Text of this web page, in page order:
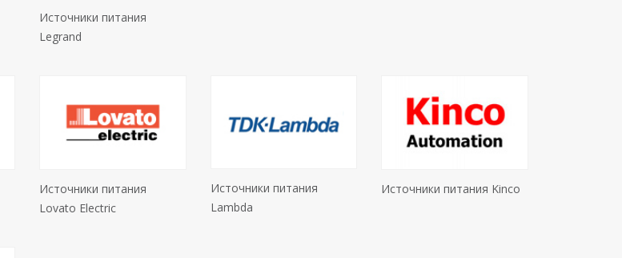
Источники питания
Legrand
Источники питания
Lovato Electric
Источники питания
Lambda
Источники питания Kinco